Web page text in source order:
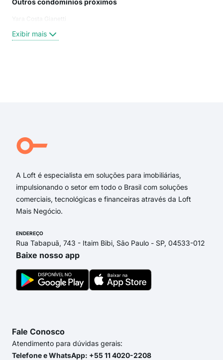
Outros condomínios próximos
Yara Costa Gianetti
Exibir mais
A Loft é especialista em soluções para imobiliárias,
impulsionando o setor em todo o Brasil com soluções
comerciais, tecnológicas e financeiras através da Loft
Mais Negócio.
ENDEREÇO
Rua Tabapuã, 743 - Itaim Bibi, São Paulo - SP, 04533-012
Baixe nosso app
Fale Conosco
Atendimento para dúvidas gerais:
Telefone e WhatsApp: +55 11 4020-2208